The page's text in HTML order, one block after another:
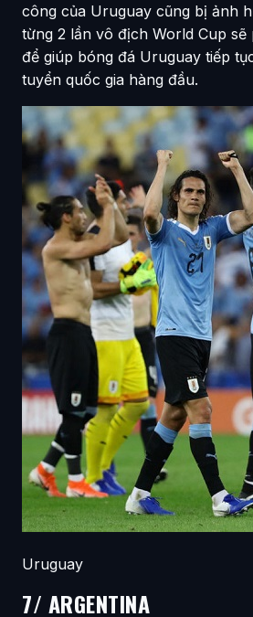
công của Uruguay cũng bị ảnh
từng 2 lần vô địch World Cup sẽ
để giúp bóng đá Uruguay tiếp
tuyển quốc gia hàng đầu.
Uruguay
7/ ARGENTINA